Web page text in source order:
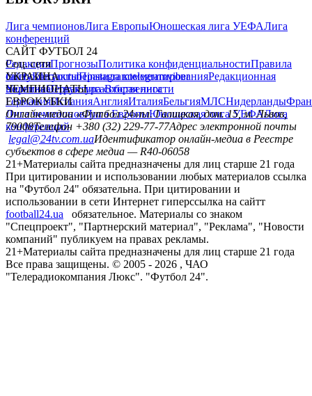
Лига чемпионовЛига ЕвропыЮношеская лига УЕФАЛига
конференций
САЙТ ФУТБОЛ 24
РедакцияПрогнозыПолитика конфиденциальностиПравила
сайтуКонтактыПравила комментированияРедакционная
политикаСтруктура собственности
Соц. сети
facebookxyoutubeinstagramtelegramviber
УКРАИНА
УкраинаПервая лигаВторая лига
ЧЕМПИОНАТЫ
ГерманияИспанияАнглияИталияБельгияМЛСНидерланды
ЕВРОКУБКИ
Лига чемпионовЛига ЕвропыЮношеская лига УЕФАЛига
конференций
Онлайн-медиа «Футбол 24»пл. Галицкая, дом. 15, м. Львов,
79008Телефон +380 (32) 229-77-77Адрес электронной почты
legal@24tv.com.uaИдентификатор онлайн-медиа в Реестре
субъектов в сфере медиа — R40-06058
21+Материалы сайта предназначены для лиц старше 21 года
При цитировании и использовании любых материалов ссылка
на "Футбол 24" обязательна. При цитировании и
использовании в сети Интернет гиперссылка на сайтт
football24.ua
обязательное. Материалы со знаком
"Спецпроект", "Партнерский материал", "Реклама", "Новости
компаний" публикуем на правах рекламы.
21+Материалы сайта предназначены для лиц старше 21 года
Все права защищены. © 2005 - 2026 , ЧАО
"Телерадиокомпания Люкс". "Футбол 24".